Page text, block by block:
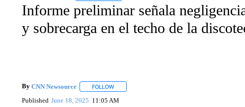
Informe preliminar señala
y sobrecarga en el techo de la
By CNN Newsource FOLLOWFOLLOW "" TO RECEIVE NOTIFICATIONS ABOUT
Published June 18, 2025 11:05 AM